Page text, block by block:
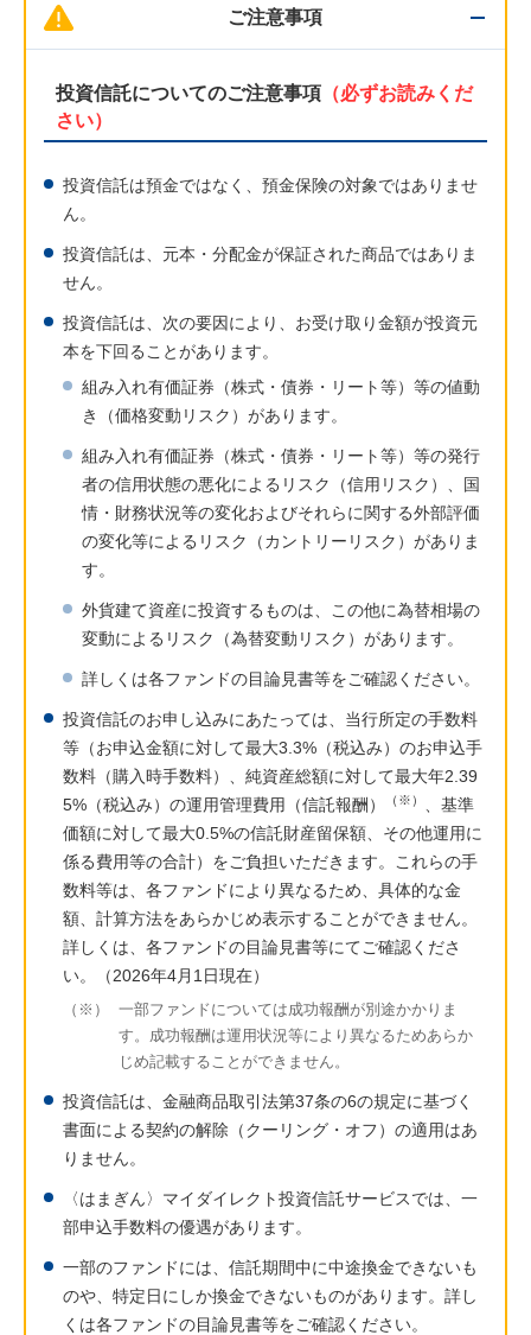
ご注意事項
投資信託についてのご注意事項 （必ずお読みくだ
さい）
投資信託は預金ではなく、預金保険の対象ではありませ
ん。
投資信託は、元本・分配金が保証された商品ではありま
せん。
投資信託は、次の要因により、お受け取り金額が投資元
本を下回ることがあります。
組み入れ有価証券（株式・債券・リート等）等の値動
き（価格変動リスク）があります。
組み入れ有価証券（株式・債券・リート等）等の発行
者の信用状態の悪化によるリスク（信用リスク）、国
情・財務状況等の変化およびそれらに関する外部評価
の変化等によるリスク（カントリーリスク）がありま
す。
外貨建て資産に投資するものは、この他に為替相場の
変動によるリスク（為替変動リスク）があります。
詳しくは各ファンドの目論見書等をご確認ください。
投資信託のお申し込みにあたっては、当行所定の手数料
等（お申込金額に対して最大3.3%（税込み）のお申込手
数料（購入時手数料）、純資産総額に対して最大年2.39
5%（税込み）の運用管理費用（信託報酬）
（※）
、基準
価額に対して最大0.5%の信託財産留保額、その他運用に
係る費用等の合計）をご負担いただきます。これらの手
数料等は、各ファンドにより異なるため、具体的な金
額、計算方法をあらかじめ表示することができません。
詳しくは、各ファンドの目論見書等にてご確認くださ
い。（2026年4月1日現在）
（※）
一部ファンドについては成功報酬が別途かかりま
す。成功報酬は運用状況等により異なるためあらか
じめ記載することができません。
投資信託は、金融商品取引法第37条の6の規定に基づく
書面による契約の解除（クーリング・オフ）の適用はあ
りません。
〈はまぎん〉マイダイレクト投資信託サービスでは、一
部申込手数料の優遇があります。
一部のファンドには、信託期間中に中途換金できないも
のや、特定日にしか換金できないものがあります。詳し
くは各ファンドの目論見書等をご確認ください。